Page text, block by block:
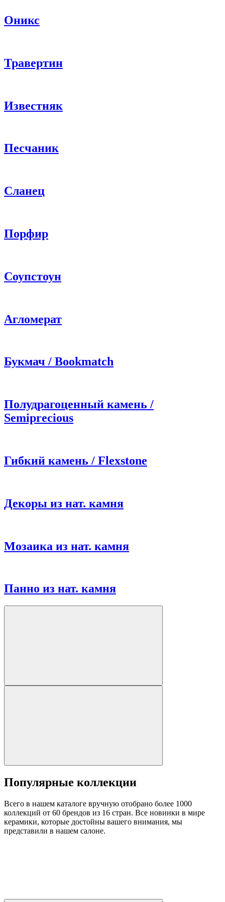
Оникс
Травертин
Известняк
Песчаник
Сланец
Порфир
Соупcтоун
Агломерат
Букмач / Bookmatch
Полудрагоценный камень /
Semiprecious
Гибкий камень / Flexstone
Декоры из нат. камня
Мозаика из нат. камня
Панно из нат. камня
Популярные коллекции
Всего в нашем каталоге вручную отобрано более 1000
коллекций от 60 брендов из 16 стран. Все новинки в мире
керамики, которые достойны вашего внимания, мы
представили в нашем салоне.